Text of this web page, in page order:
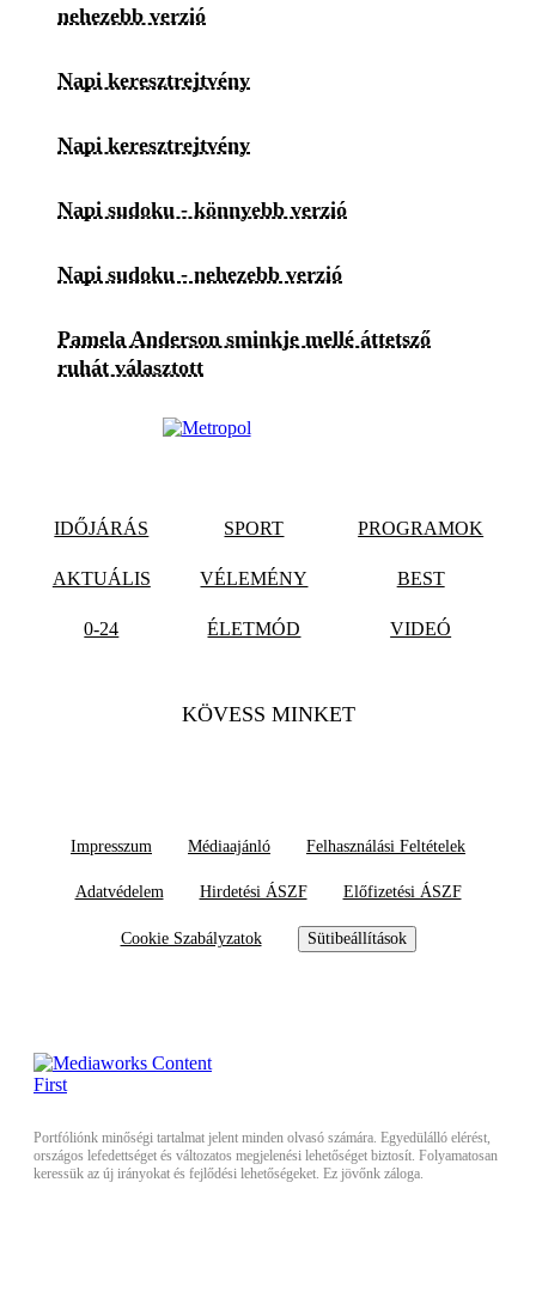
nehezebb verzió
Napi keresztrejtvény
Napi keresztrejtvény
Napi sudoku - könnyebb verzió
Napi sudoku - nehezebb verzió
Pamela Anderson sminkje mellé áttetsző
ruhát választott
IDŐJÁRÁS SPORT PROGRAMOK
AKTUÁLIS VÉLEMÉNY BEST
0-24 ÉLETMÓD VIDEÓ
KÖVESS MINKET
Impresszum Médiaajánló Felhasználási Feltételek
Adatvédelem Hirdetési ÁSZF Előfizetési ÁSZF
Cookie Szabályzatok Sütibeállítások
Portfóliónk minőségi tartalmat jelent minden olvasó számára. Egyedülálló elérést,
országos lefedettséget és változatos megjelenési lehetőséget biztosít. Folyamatosan
keressük az új irányokat és fejlődési lehetőségeket. Ez jövőnk záloga.